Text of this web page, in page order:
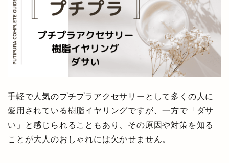
手軽で人気のプチプラアクセサリーとして多くの人に
愛用されている樹脂イヤリングですが、一方で「ダサ
い」と感じられることもあり、その原因や対策を知る
ことが大人のおしゃれには欠かせません。